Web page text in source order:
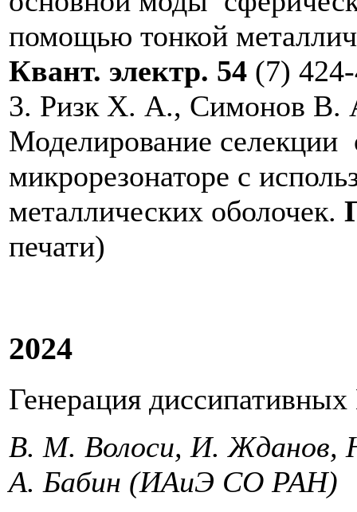
помощью тонкой
Квант. электр. 54 (7)
3. Ризк Х. А., Симонов В.
Моделирование
микрорезонаторе с
металлических оболочек.
печати)
2024
Генерация
В. М. Волоси, И. Жданов,
А. Бабин (ИАиЭ СО РАН)